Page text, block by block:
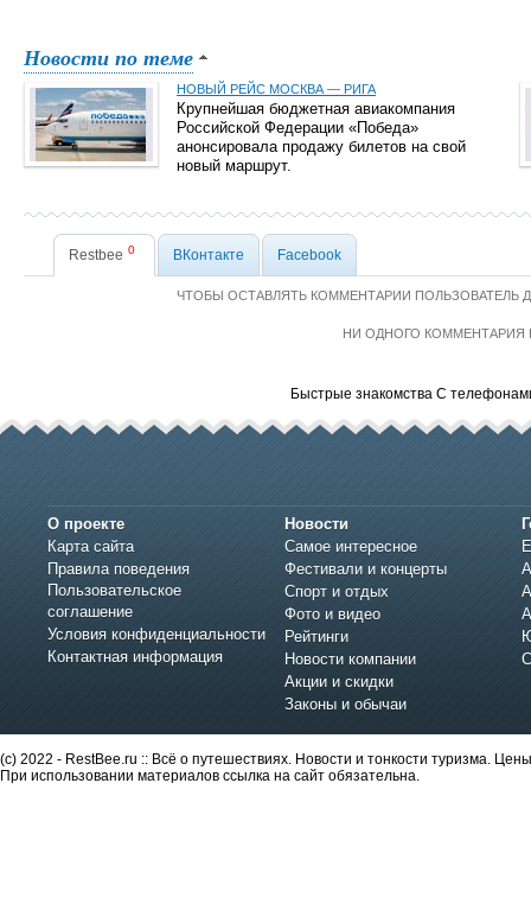
Новости по теме
НОВЫЙ РЕЙС МОСКВА — РИГА
Крупнейшая бюджетная авиакомпания
Российской Федерации «Победа»
анонсировала продажу билетов на свой
новый маршрут.
Restbee 0 ВКонтакте Facebook
ЧТОБЫ ОСТАВЛЯТЬ КОММЕНТАРИИ
НИ ОДНОГО КОММЕНТАРИЯ
Быстрые знакомства С
О проекте
Карта сайта
Правила поведения
Пользовательское
соглашение
Условия конфиденциальности
Контактная информация
Новости
Самое интересное
Фестивали и концерты
Спорт и отдых
Фото и видео
Рейтинги
Новости компании
Акции и скидки
Законы и обычаи
(c) 2022 - RestBee.ru :: Всё о путешествиях. Новости и тонкости туризма.
При использовании материалов ссылка на сайт обязательна.